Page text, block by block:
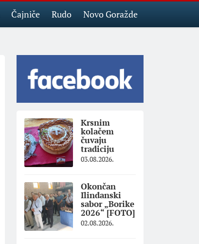
Čajniče Rudo Novo Goražde
Krsnim
kolačem
čuvaju
tradiciju
03.08.2026.
Okončan
Ilindanski
sabor „Borike
2026“ [FOTO]
02.08.2026.